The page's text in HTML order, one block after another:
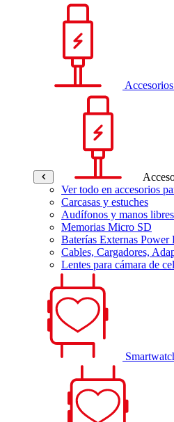
Ver todo en accesorios
Carcasas y estuches
Audífonos y manos libres
Memorias Micro SD
Baterías Externas Power
Cables, Cargadores,
Lentes para cámara de